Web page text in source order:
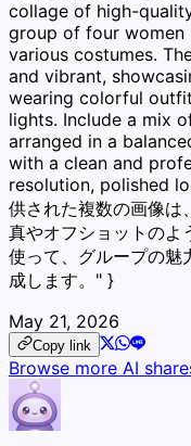
collage of high-
group of four women
various costumes.
and vibrant,
wearing colorful
lights. Include a mix
arranged in a
with a clean and
resolution, polished
供された複数の画像は
真やオフショットのよ
使って、グループの魅
成します。" }
May 21, 2026
Copy link
Browse more AI